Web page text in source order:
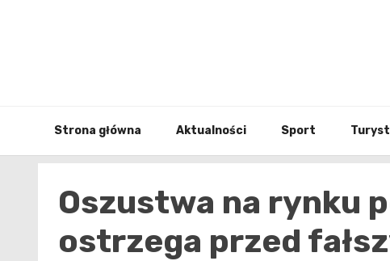
Strona główna Aktualności Sport
Oszustwa na rynku
ostrzega przed